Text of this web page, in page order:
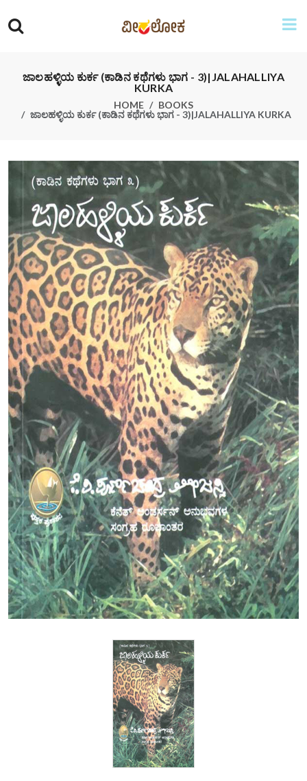
ಜಾಲಹಳ್ಳಿಯ ಕುರ್ಕ (ಕಾಡಿನ ಕಥೆಗಳು ಭಾಗ - 3)|JALAHALLIYA
KURKA
HOME
BOOKS
ಜಾಲಹಳ್ಳಿಯ ಕುರ್ಕ (ಕಾಡಿನ ಕಥೆಗಳು ಭಾಗ - 3)|JALAHALLIYA KURKA